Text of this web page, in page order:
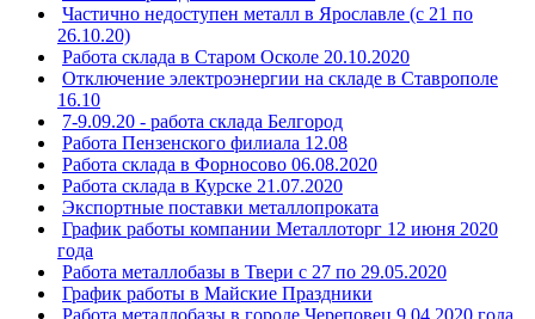
Частично недоступен металл в Ярославле (с 21 по
26.10.20)
Работа склада в Старом Осколе 20.10.2020
Отключение электроэнергии на складе в Ставрополе
16.10
7-9.09.20 - работа склада Белгород
Работа Пензенского филиала 12.08
Работа склада в Форносово 06.08.2020
Работа склада в Курске 21.07.2020
Экспортные поставки металлопроката
График работы компании Металлоторг 12 июня 2020
года
Работа металлобазы в Твери с 27 по 29.05.2020
График работы в Майские Праздники
Работа металлобазы в городе Череповец 9.04.2020 года